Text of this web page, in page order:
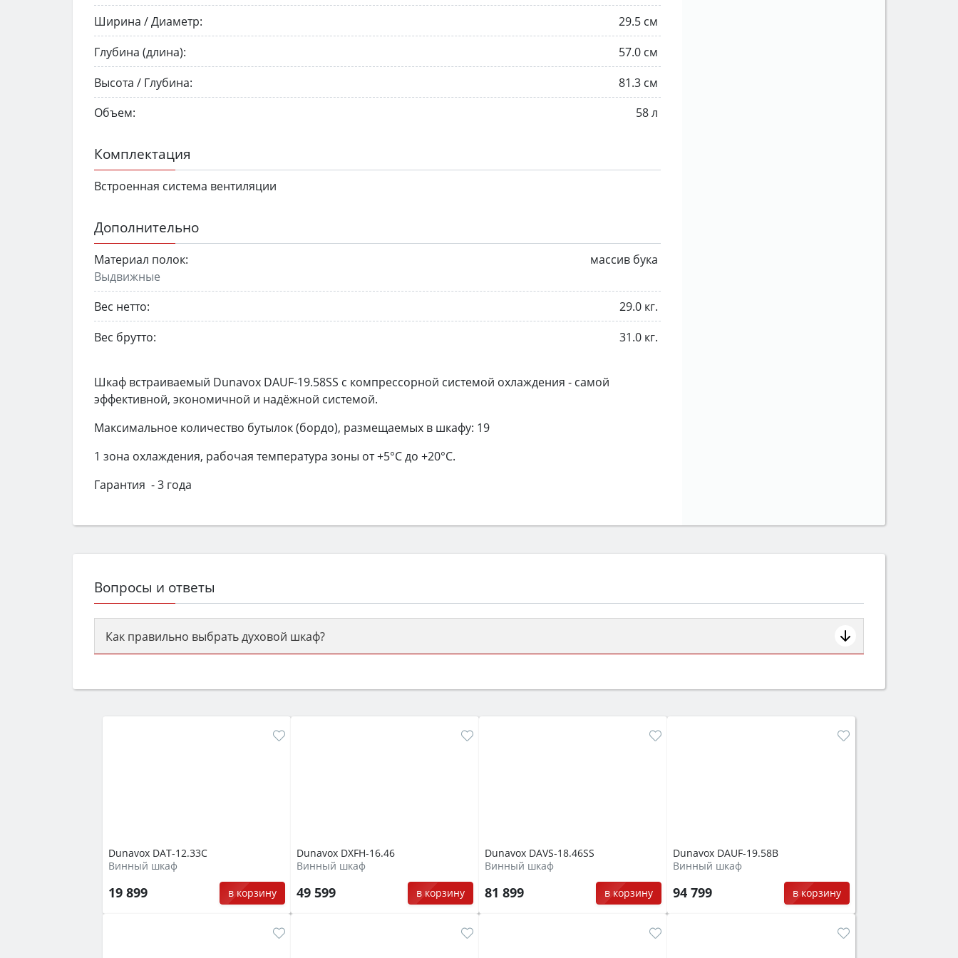
Ширина / Диаметр:
29.5 см
Глубина (длина):
57.0 см
Высота / Глубина:
81.3 см
Объем:
58 л
Комплектация
Встроенная система вентиляции
Дополнительно
Материал полок:
массив бука
Выдвижные
Вес нетто:
29.0 кг.
Вес брутто:
31.0 кг.
Шкаф встраиваемый Dunavox DAUF-19.58SS с компрессорной системой охлаждения - самой
эффективной, экономичной и надёжной системой.
Максимальное количество бутылок (бордо), размещаемых в шкафу: 19
1 зона охлаждения, рабочая температура зоны от +5°C до +20°C.
Гарантия - 3 года
Вопросы и ответы
Как правильно выбрать духовой шкаф?
семьи, класс энергопотребления не ниже A и нужные функции (конвекция, гриль, самоочистка, защита от детей).
Dunavox DAT-12.33C
Винный шкаф
19 899 в корзину
Dunavox DXFH-16.46
Винный шкаф
49 599 в корзину
Dunavox DAVS-18.46SS
Винный шкаф
81 899 в корзину
Dunavox DAUF-19.58B
Винный шкаф
94 799 в корзину